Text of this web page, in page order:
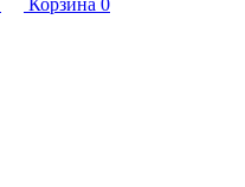
Корзина 0